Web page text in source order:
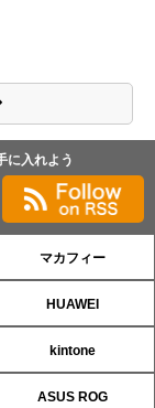
に入れよう
マカフィー
HUAWEI
kintone
ASUS ROG